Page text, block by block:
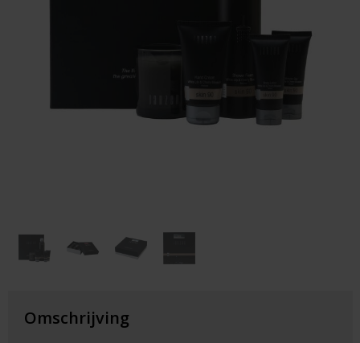
Gezondheid & Verzorging
Omschrijving